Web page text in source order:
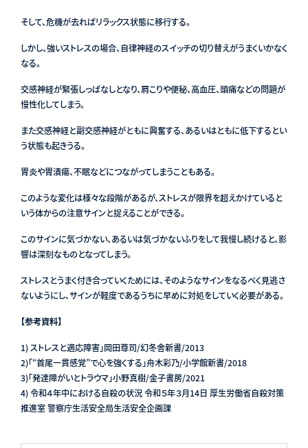
そして、危機が去ればリラックス状態に移行する。
しかし、強いストレスの場合、自律神経のスイッチの切り替えがうまくいかなく
なる。
交感神経が緊張しっぱなしとなり、肩こりや便秘、高血圧、頭痛などの問題が
慢性化してしまう。
また交感神経と副交感神経がともに興奮する、あるいはともに低下するとい
う状態も起きうる。
胃炎や胃潰瘍、不眠などにつながってしまうこともある。
このような変化は様々な段階があるが、ストレスが限界を超えかけていると
いう体からの注意サインと捉えることができる。
このサインに気づかない、あるいは気づかないふりをして我慢し続けると、影
響は深刻なものとなってしまう。
ストレスとうまく付き合っていくためには、そのようなサインをなるべく見逃さ
ないようにし、サインが軽度であるうちに早めに対処をしていく必要がある。
【参考資料】
1) ストレスと適応障害」岡田尊司/幻冬舎新書/2013
2)「“首尾一貫感覚”で心を強くする」舟木彩乃/小学館新書/2018
3)「発達障がいとトラウマ」小野真樹/金子書房/2021
4) 令和４年中における自殺の状況 令和５年３月14日 厚生労働省自殺対策
推進室 警察庁生活安全局生活安全企画課